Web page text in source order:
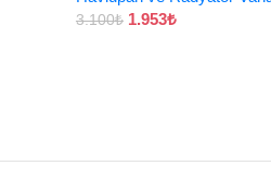
3.100₺ 1.953₺